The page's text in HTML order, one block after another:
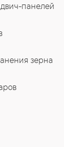
панелей
зерна